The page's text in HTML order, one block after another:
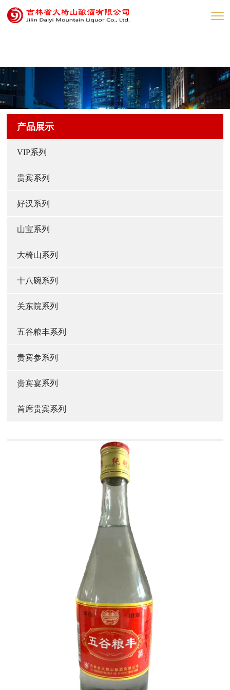
网赌网站
产品展示
VIP系列
贵宾系列
好汉系列
山宝系列
大椅山系列
十八碗系列
关东院系列
五谷粮丰系列
贵宾参系列
贵宾宴系列
首席贵宾系列